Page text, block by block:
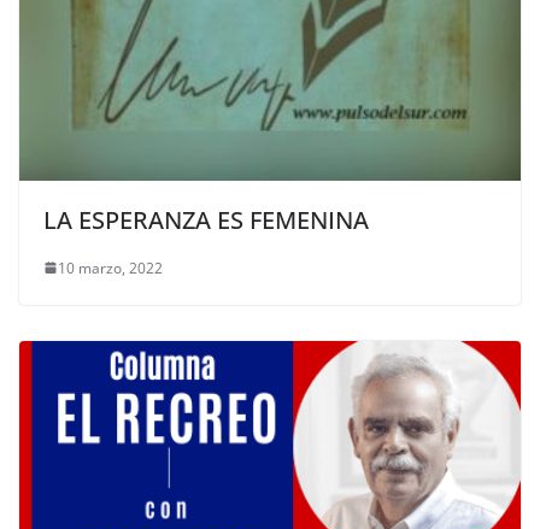
LA ESPERANZA ES FEMENINA
10 marzo, 2022